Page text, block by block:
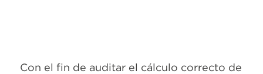
Con el fin de auditar el cálculo correcto de